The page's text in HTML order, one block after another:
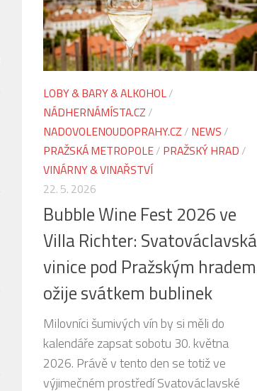
LOBY & BARY & ALKOHOL/
NÁDHERNÁMÍSTA.CZ /
NADOVOLENOUDOPRAHY.CZ / NEWS /
PRAŽSKÁ METROPOLE/ PRAŽSKÝ HRAD /
VINÁRNY & VINAŘSTVÍ
22. 5. 2026
Bubble Wine Fest 2026 ve
Villa Richter: Svatováclavská
vinice pod Pražským hradem
ožije svátkem bublinek
Milovníci šumivých vín by si měli do
kalendáře zapsat sobotu 30. května
2026. Právě v tento den se totiž ve
výjimečném prostředí Svatováclavské